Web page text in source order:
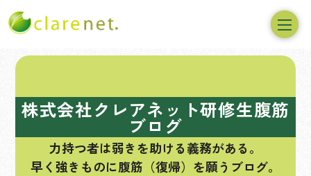
株式会社クレアネット研修生腹筋
ブログ
力持つ者は弱きを助ける義務がある。
早く強きものに腹筋（復帰）を願うブログ。